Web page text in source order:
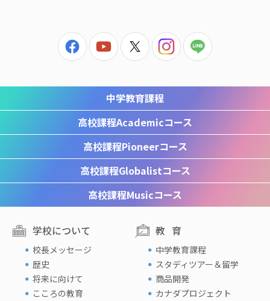
中学教育課程
高校課程Academicコース
高校課程Pioneerコース
高校課程Globalistコース
高校課程Musicコース
学校について
校長メッセージ
歴史
将来に向けて
こころの教育
教育
中学教育課程
スタディツアー＆留学
商品開発
カナダプロジェクト